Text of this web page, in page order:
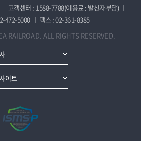
고객센터 : 1588-7788(이용료 : 발신자부담)
472-5000
팩스 : 02-361-8385
RAILROAD. ALL RIGHTS RESERVED.
이트